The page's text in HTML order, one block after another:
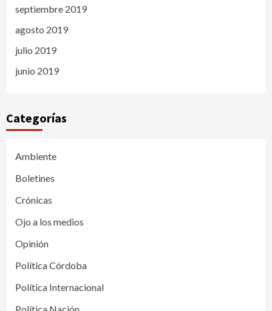
septiembre 2019
agosto 2019
julio 2019
junio 2019
Categorías
Ambiente
Boletines
Crónicas
Ojo a los medios
Opinión
Política Córdoba
Política Internacional